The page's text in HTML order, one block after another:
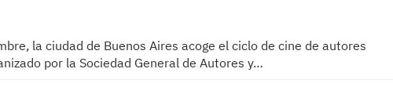
la ciudad de Buenos Aires acoge el ciclo de cine de autores
por la Sociedad General de Autores y…